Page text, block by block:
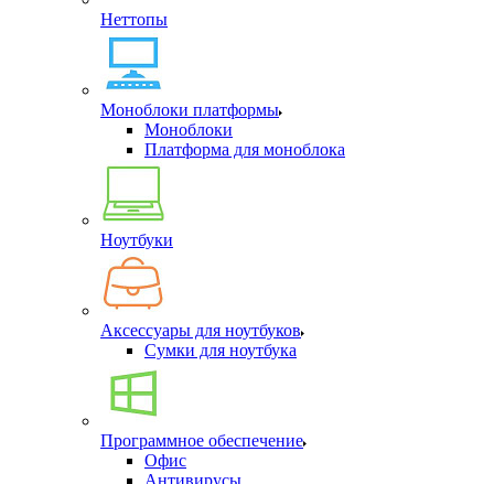
Неттопы
Моноблоки платформы
Моноблоки
Платформа для моноблока
Ноутбуки
Аксессуары для ноутбуков
Сумки для ноутбука
Программное обеспечение
Офис
Антивирусы